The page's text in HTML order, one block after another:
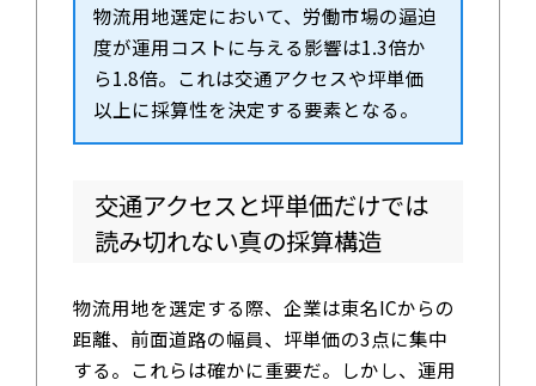
物流用地選定において、労働市場の逼迫
度が運用コストに与える影響は1.3倍か
ら1.8倍。これは交通アクセスや坪単価
以上に採算性を決定する要素となる。
交通アクセスと坪単価だけでは
読み切れない真の採算構造
物流用地を選定する際、企業は東名ICからの
距離、前面道路の幅員、坪単価の3点に集中
する。これらは確かに重要だ。しかし、運用